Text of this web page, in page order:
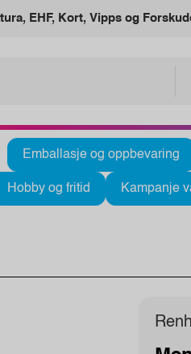
EHF, Kort, Vipps og
Emballasje og oppbevaring
Hobby og fritid Kampanje